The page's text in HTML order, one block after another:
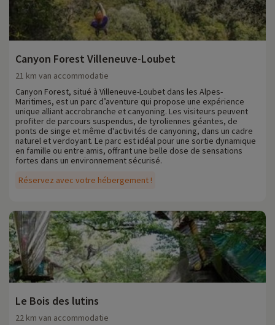
Canyon Forest Villeneuve-Loubet
Réservez avec votre hébergement !
21 km van accommodatie
Canyon Forest, situé à Villeneuve-Loubet dans les Alpes-
Maritimes, est un parc d’aventure qui propose une expérience
unique alliant accrobranche et canyoning. Les visiteurs peuvent
profiter de parcours suspendus, de tyroliennes géantes, de
ponts de singe et même d'activités de canyoning, dans un cadre
naturel et verdoyant. Le parc est idéal pour une sortie dynamique
en famille ou entre amis, offrant une belle dose de sensations
fortes dans un environnement sécurisé.
Le Bois des lutins
22 km van accommodatie